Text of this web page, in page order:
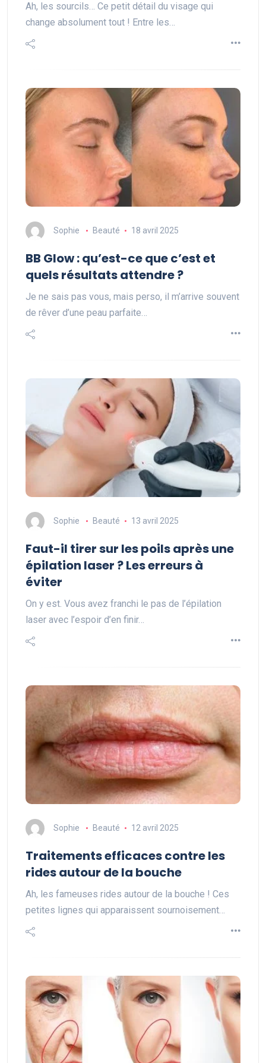
Ah, les sourcils… Ce petit détail du visage qui
change absolument tout ! Entre les…
Sophie Beauté 18 avril 2025
BB Glow : qu’est-ce que c’est et
quels résultats attendre ?
Je ne sais pas vous, mais perso, il m’arrive souvent
de rêver d’une peau parfaite…
Sophie Beauté 13 avril 2025
Faut-il tirer sur les poils après une
épilation laser ? Les erreurs à
éviter
On y est. Vous avez franchi le pas de l’épilation
laser avec l’espoir d’en finir…
Sophie Beauté 12 avril 2025
Traitements efficaces contre les
rides autour de la bouche
Ah, les fameuses rides autour de la bouche ! Ces
petites lignes qui apparaissent sournoisement…